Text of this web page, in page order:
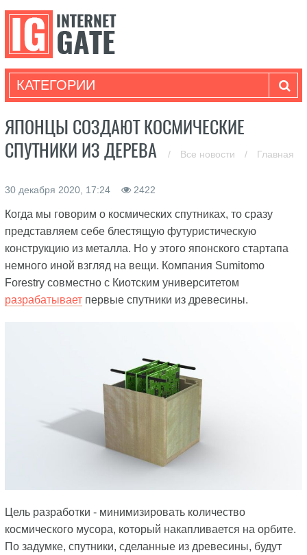
КАТЕГОРИИ
ЯПОНЦЫ СОЗДАЮТ КОСМИЧЕСКИЕ
СПУТНИКИ ИЗ ДЕРЕВА
/ Все новости / Главная
30 декабря 2020, 17:24 2422
Когда мы говорим о космических спутниках, то сразу
представляем себе блестящую футуристическую
конструкцию из металла. Но у этого японского стартапа
немного иной взгляд на вещи. Компания Sumitomo
Forestry совместно с Киотским университетом
разрабатываетпервые спутники из древесины.
Цель разработки - минимизировать количество
космического мусора, который накапливается на орбите.
По задумке, спутники, сделанные из древесины, будут